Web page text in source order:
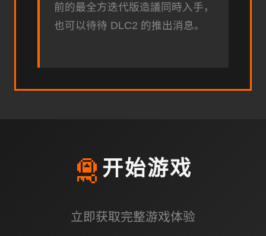
前的最全方迭代版造議同時入手，
也可以待待 DLC2 的推出消息。
🛅 开始游戏
立即获取完整游戏体验